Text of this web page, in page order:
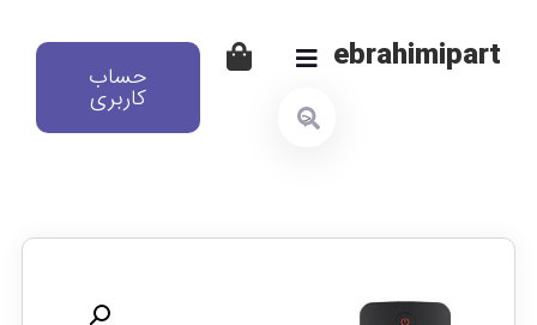
ebrahimipart حساب
کاربری